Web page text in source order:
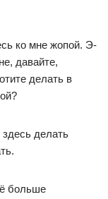
ко мне жопой. Э-
давайте,
делать в
делать
больше